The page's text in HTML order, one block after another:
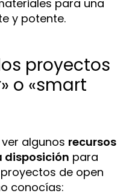
para una
y potente.
proyectos
o «smart
algunos recursos
disposición para
de open
conocías: